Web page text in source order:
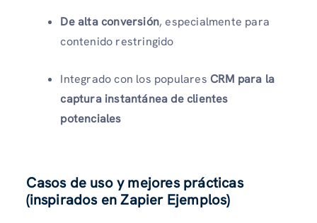
De alta conversión, especialmente para
contenido restringido
Integrado con los populares CRM para la
captura instantánea de clientes
potenciales
Casos de uso y mejores prácticas
(inspirados en Zapier Ejemplos)